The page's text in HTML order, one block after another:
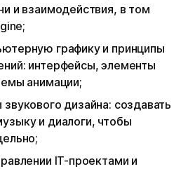
и взаимодействия, в том
графику и принципы
интерфейсы, элементы
анимации;
дизайна: создавать
и диалоги, чтобы
IT-проектами и